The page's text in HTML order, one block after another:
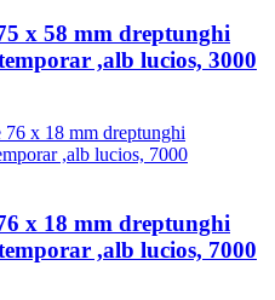
x 58 mm dreptunghi
,alb lucios, 3000
x 18 mm dreptunghi
,alb lucios, 7000